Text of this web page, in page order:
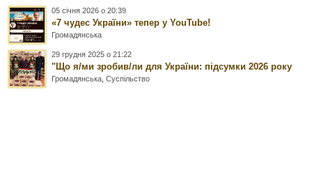
05 січня 2026 о 20:39
«7 чудес України» тепер у YouTube!
Громадянська
29 грудня 2025 о 21:22
"Що я/ми зробив/ли для України: підсумки 2026 року
Громадянська ,Суспільство